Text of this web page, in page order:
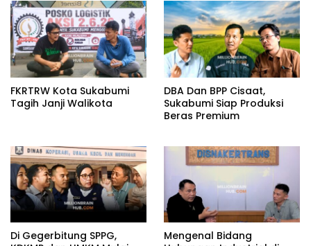
FKRTRW Kota Sukabumi
Tagih Janji Walikota
DBA Dan BPP Cisaat,
Sukabumi Siap Produksi
Beras Premium
Di Gegerbitung SPPG,
Mengenal Bidang